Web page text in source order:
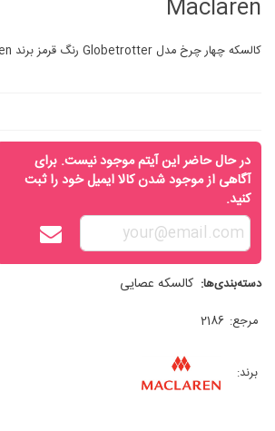
Maclaren
کالسکه چهار چرخ مدل Globetrotter رنگ قرمز برند Maclaren
در حال حاضر این آیتم موجود نیست. برای
آگاهی از موجود شدن کالا ایمیل خود را ثبت
کنید.
دسته‌بندی‌ها: کالسکه عصایی
مرجع: 2186
برند: